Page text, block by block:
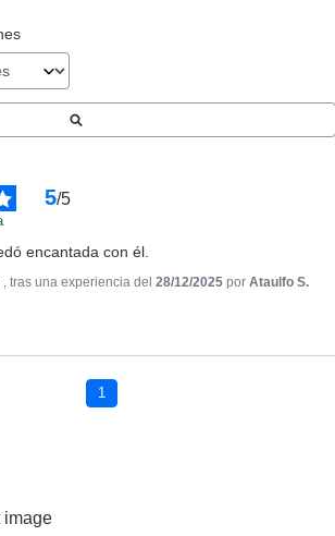
Avisarme
MIYAKE L´EAU D´ISSEY
5/5
encantada con él.
, tras una experiencia del 28/12/2025 por Ataulfo S.
1